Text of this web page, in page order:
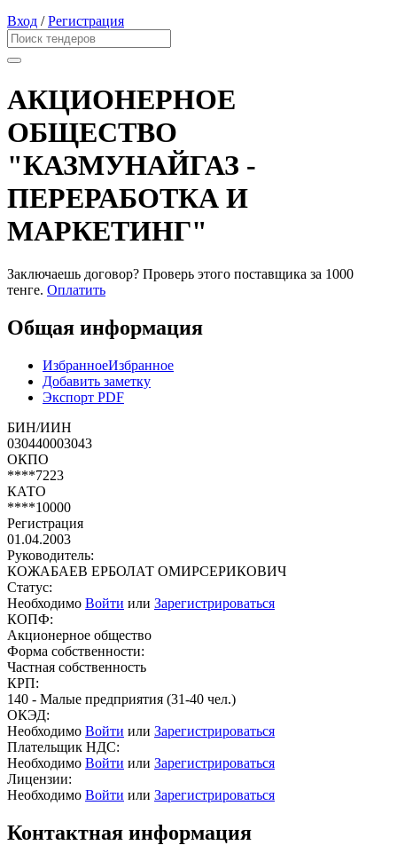
Вход /Регистрация
АКЦИОНЕРНОЕ
ОБЩЕСТВО
"КАЗМУНАЙГАЗ -
ПЕРЕРАБОТКА И
МАРКЕТИНГ"
Заключаешь договор? Проверь этого поставщика за 1000
тенге. Оплатить
Общая информация
ИзбранноеИзбранное
Добавить заметку
Экспорт PDF
БИН/ИИН
030440003043
ОКПО
****7223
КАТО
****10000
Регистрация
01.04.2003
Руководитель:
КОЖАБАЕВ ЕРБОЛАТ ОМИРСЕРИКОВИЧ
Статус:
Необходимо Войти или Зарегистрироваться
КОПФ:
Акционерное общество
Форма собственности:
Частная собственность
КРП:
140 - Малые предприятия (31-40 чел.)
ОКЭД:
Необходимо Войти или Зарегистрироваться
Плательщик НДС:
Необходимо Войти или Зарегистрироваться
Лицензии:
Необходимо Войти или Зарегистрироваться
Контактная информация